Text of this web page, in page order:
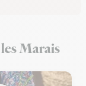
Marais